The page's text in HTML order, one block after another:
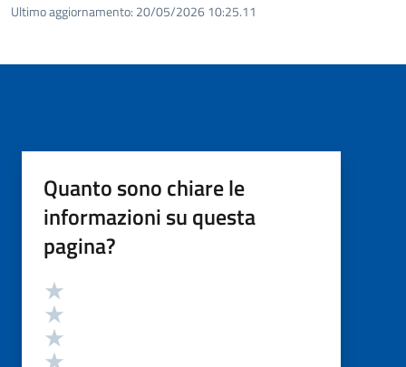
Ultimo aggiornamento: 20/05/2026 10:25.11
Quanto sono chiare le
informazioni su questa
pagina?
Valutazione